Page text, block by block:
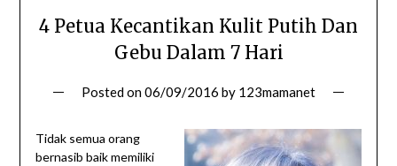
4 Petua Kecantikan Kulit Putih Dan
Gebu Dalam 7 Hari
Posted on06/09/2016 by 123mamanet
Tidak semua orang
bernasib baik memiliki